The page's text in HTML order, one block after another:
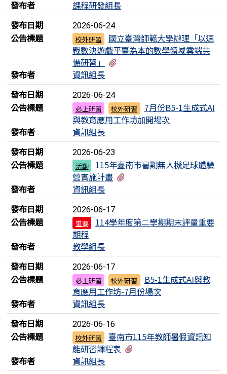
發布者
課程研發組長
發布日期
2026-06-24
公告標題 校外研習
國立臺灣師範大學辦理「以速
戰數決遊戲平臺為本的數學領域雲端共
備研習」
發布者
資訊組長
發布日期
2026-06-24
公告標題 必上研習 校外研習
7月份B5-1生成式AI
與教育應用工作坊加開場次
發布者
資訊組長
發布日期
2026-06-23
公告標題 活動
115年臺南市暑期無人機足球體驗
營實施計畫
發布者
資訊組長
發布日期
2026-06-17
公告標題 重要
114學年度第二學期期末評量重要
期程
發布者
教學組長
發布日期
2026-06-17
公告標題 必上研習 校外研習
B5-1生成式AI與教
育應用工作坊-7月份場次
發布者
資訊組長
發布日期
2026-06-16
公告標題 校外研習
臺南市115年教師暑假資訊知
能研習課程表
發布者
資訊組長